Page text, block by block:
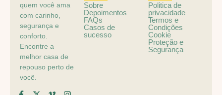
quem você ama
com carinho,
segurança e
conforto.
Encontre a
melhor casa de
repouso perto de
você.
Sobre
Depoimentos
FAQs
Casos de
sucesso
Politica de
privacidade
Termos e
Condições
Cookie
Proteção e
Segurança